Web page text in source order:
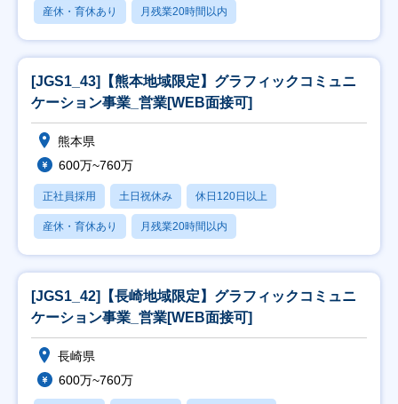
産休・育休あり 月残業20時間以内
[JGS1_43]【熊本地域限定】グラフィックコミュニ
ケーション事業_営業[WEB面接可]
熊本県
600万~760万
正社員採用 土日祝休み 休日120日以上
産休・育休あり 月残業20時間以内
[JGS1_42]【長崎地域限定】グラフィックコミュニ
ケーション事業_営業[WEB面接可]
長崎県
600万~760万